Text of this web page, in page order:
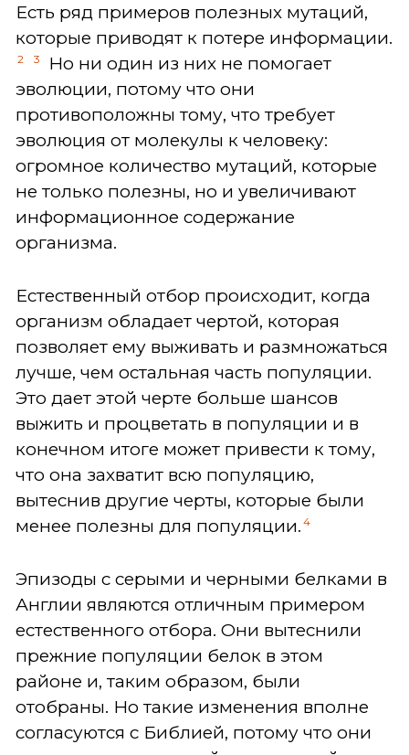
Есть ряд примеров полезных мутаций,
которые приводят к потере информации.
2 3
Но ни один из них не помогает
эволюции, потому что они
противоположны тому, что требует
эволюция от молекулы к человеку:
огромное количество мутаций, которые
не только полезны, но и увеличивают
информационное содержание
организма.
Естественный отбор происходит, когда
организм обладает чертой, которая
позволяет ему выживать и размножаться
лучше, чем остальная часть популяции.
Это дает этой черте больше шансов
выжить и процветать в популяции и в
конечном итоге может привести к тому,
что она захватит всю популяцию,
вытеснив другие черты, которые были
менее полезны для популяции. 4
Эпизоды с серыми и черными белками в
Англии являются отличным примером
естественного отбора. Они вытеснили
прежние популяции белок в этом
районе и, таким образом, были
отобраны. Но такие изменения вполне
согласуются с Библией, потому что они